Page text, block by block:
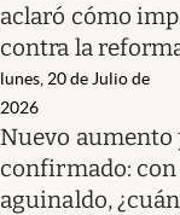
aclaró cómo
contra la
lunes, 20 de Julio de
2026
Nuevo aumento
confirmado: con
aguinaldo,